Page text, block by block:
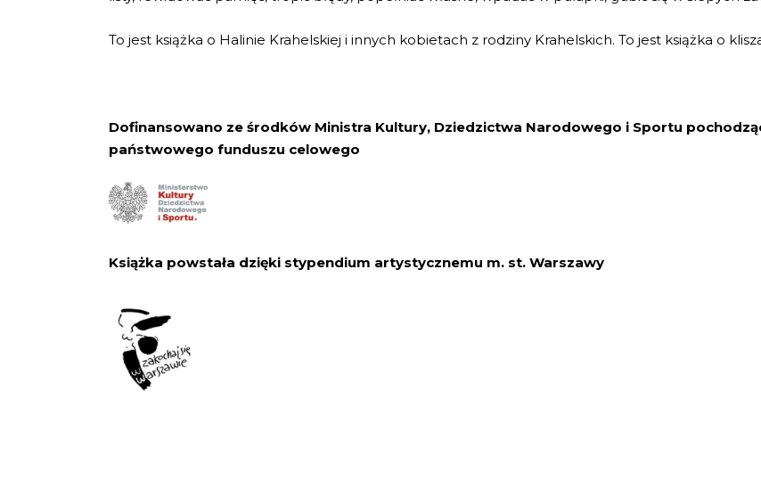
To jest książka o Halinie Krahelskiej i innych kobietach z rodziny Krahelskich. To jest książka o
Dofinansowano ze środków Ministra Kultury, Dziedzictwa Narodowego i Sportu
państwowego funduszu celowego
Książka powstała dzięki stypendium artystycznemu m. st. Warszawy